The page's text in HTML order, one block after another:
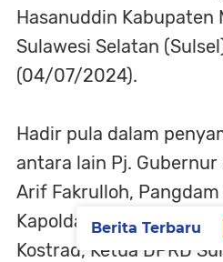
Hasanuddin Kabupaten
Sulawesi Selatan
(04/07/2024).
Hadir pula dalam
antara lain Pj.
Arif Fakrulloh, Pangdam
Kapolda Sulsel,
Kostrad, Ketua DPRD
Berita Terbaru